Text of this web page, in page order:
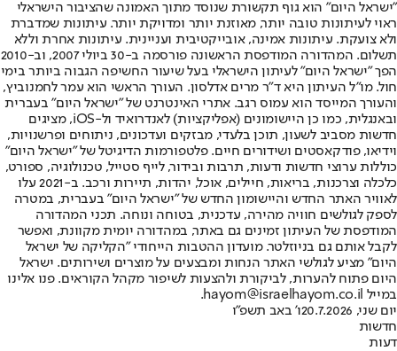
"ישראל היום" הוא גוף תקשורת שנוסד מתוך האמונה שהציבור הישראלי
ראוי לעיתונות טובה יותר, מאוזנת יותר ומדויקת יותר. עיתונות שמדברת
ולא צועקת. עיתונות אמינה, אובייקטיבית ועניינית. עיתונות אחרת וללא
תשלום. המהדורה המודפסת הראשונה פורסמה ב-30 ביולי 2007, וב-2010
הפך "ישראל היום" לעיתון הישראלי בעל שיעור החשיפה הגבוה ביותר בימי
חול. מו"ל העיתון היא ד"ר מרים אדלסון. העורך הראשי הוא עמר לחמנוביץ,
והעורך המייסד הוא עמוס רגב. אתרי האינטרנט של "ישראל היום" בעברית
ובאנגלית, כמו כן היישומונים (אפליקציות) לאנדרואיד ול-iOS, מציגים
חדשות מסביב לשעון, תוכן בלעדי, מבזקים ועדכונים, ניתוחים ופרשנויות,
וידיאו, פודקאסטים ושידורים חיים. פלטפורמות הדיגיטל של "ישראל היום"
כוללות ערוצי חדשות ודעות, תרבות ובידור, לייף סטייל, טכנולוגיה, ספורט,
כלכלה וצרכנות, בריאות, חיילים, אוכל, יהדות, תיירות ורכב. ב-2021 עלו
לאוויר האתר החדש והיישומון החדש של "ישראל היום" בעברית, במטרה
לספק לגולשים חוויה מהירה, עדכנית, בטוחה ונוחה. תכני המהדורה
המודפסת של העיתון זמינים גם באתר, במהדורה יומית מקוונת, ואפשר
לקבל אותם גם בניוזלטר. מועדון ההטבות הייחודי "הקליקה של ישראל
היום" מציע לגולשי האתר הנחות ומבצעים על מוצרים ושירותים. ישראל
היום פתוח להערות, לביקורת ולהצעות לשיפור מקהל הקוראים. פנו אלינו
במייל hayom@israelhayom.co.il.
יום שני, 20.7.2026
ו' באב תשפ"ו
חדשות
דעות